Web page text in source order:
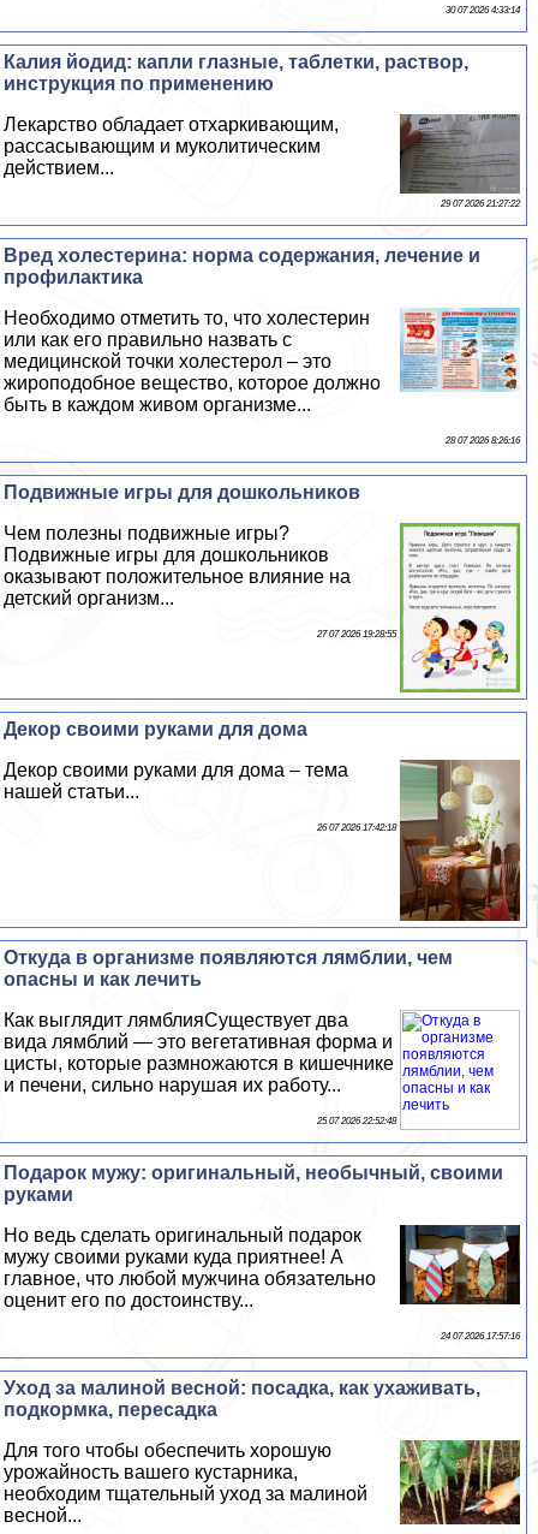
30 07 2026 4:33:14
Калия йодид: капли глазные, таблетки, раствор,
инструкция по применению
Лекарство обладает отхаркивающим,
рассасывающим и муколитическим
действием...
29 07 2026 21:27:22
Вред холестерина: норма содержания, лечение и
профилактика
Необходимо отметить то, что холестерин
или как его правильно назвать с
медицинской точки холестерол – это
жироподобное вещество, которое должно
быть в каждом живом организме...
28 07 2026 8:26:16
Подвижные игры для дошкольников
Чем полезны подвижные игры?
Подвижные игры для дошкольников
оказывают положительное влияние на
детский организм...
27 07 2026 19:28:55
Декор своими руками для дома
Декор своими руками для дома – тема
нашей статьи...
26 07 2026 17:42:18
Откуда в организме появляются лямблии, чем
опасны и как лечить
Как выглядит лямблияСуществует два
вида лямблий — это вегетативная форма и
цисты, которые размножаются в кишечнике
и печени, сильно нарушая их работу...
25 07 2026 22:52:48
Подарок мужу: оригинальный, необычный, своими
руками
Но ведь сделать оригинальный подарок
мужу своими руками куда приятнее! А
главное, что любой мужчина обязательно
оценит его по достоинству...
24 07 2026 17:57:16
Уход за малиной весной: посадка, как ухаживать,
подкормка, пересадка
Для того чтобы обеспечить хорошую
урожайность вашего кустарника,
необходим тщательный уход за малиной
весной...